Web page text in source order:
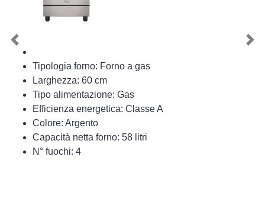
Tipologia forno: Forno a gas
Larghezza: 60 cm
Tipo alimentazione: Gas
Efficienza energetica: Classe A
Colore: Argento
Capacità netta forno: 58 litri
N° fuochi: 4
Previous